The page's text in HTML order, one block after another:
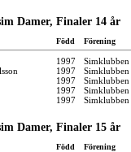
Damer, Finaler 14 år
Född Förening
1997
Simklubben
1997
1997
1997
1997 Simklubben
Damer, Finaler 15 år
Född Förening